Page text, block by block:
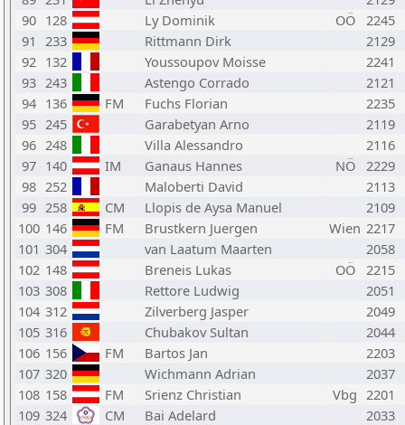
90 128 Ly Dominik OÖ
2245
91 233 Rittmann Dirk
2129
92 132 Youssoupov Moisse
2241
93 243 Astengo Corrado
2121
94 136 FM Fuchs Florian
2235
95 245 Garabetyan Arno
2119
96 248 Villa Alessandro
2116
97 140 IM Ganaus Hannes NÖ
2229
98 252 Maloberti David
2113
99 258 CM Llopis de Aysa Manuel
2109
100 146 FM Brustkern Juergen Wien 2217
101 304 van Laatum Maarten
2058
102 148 Breneis Lukas OÖ
2215
103 308 Rettore Ludwig
2051
104 312 Zilverberg Jasper
2049
105 316 Chubakov Sultan
2044
106 156 FM Bartos Jan
2203
107 320 Wichmann Adrian
2037
108 158 FM Srienz Christian Vbg 2201
109 324 CM Bai Adelard
2033